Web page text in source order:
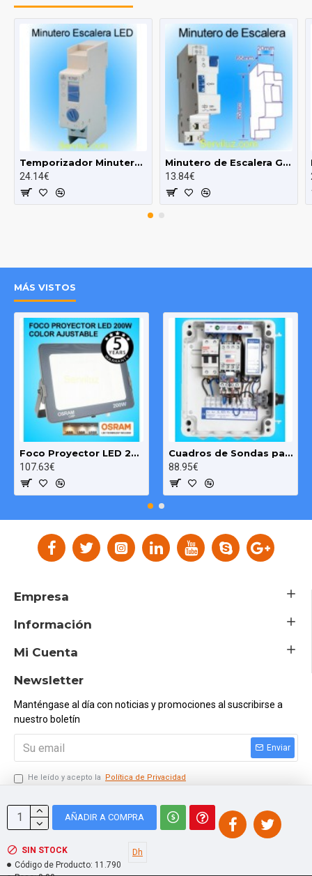
Temperatura de trabajo
Dimensiones 86 x 36 x 66 mm
100.000 operaciones
Potencia máxima 16/(8)A / 250 VAC
Tensión de funcionamiento 230/250 V~50 Hz
Batería NiCd o NihMh de 1'2 VDC
AÑADIR A COMPRA
SIN STOCK
Código de Producto: 11.790
Dh
Temporizador Minutero de Escalera a Rele
24.14€
Minutero de Escalera Guias DIN
13.84€
MÁS VISTOS
Foco Proyector LED 200W OSRAM IP65 Color Ajustable Exterior e Interior
107.63€
Cuadros de Sondas para bomba Sumergibles 3.00 HP monofásico Pozo MAXGE
88.95€
Empresa
Información
Mi Cuenta
Newsletter
Manténgase al día con noticias y promociones al suscribirse a
nuestro boletín
Enviar
He leído y acepto la Política de Privacidad